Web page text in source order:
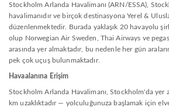
Stockholm Arlanda Havalimanı (ARN/ESSA),
havalimanıdır ve birçok destinasyona Yerel &
düzenlenmektedir. Burada yaklaşık 20 havayolu
olup Norwegian Air Sweden, Thai Airways ve
arasında yer almaktadır, bu nedenle her gün
pek çok uçuş bulunmaktadır.
Havaalanına Erişim
Stockholm Arlanda Havalimanı, Stockholm'da yer
km uzaklıktadır — yolculuğunuza başlamak için